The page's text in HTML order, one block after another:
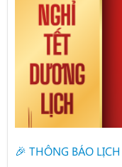
🎉 THÔNG BÁO